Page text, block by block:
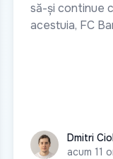
să-și continue
acestuia, FC
Dmitri Ciolacu
Dmitri
acum 11